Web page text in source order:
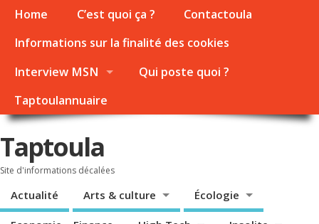
Home C’est quoi ça ?
Contactoula
Informations sur la finalité des cookies
Interview MSN
Qui poste quoi ?
Taptoulannuaire
Taptoula
Site d'informations décalées
Actualité Arts & culture Écologie